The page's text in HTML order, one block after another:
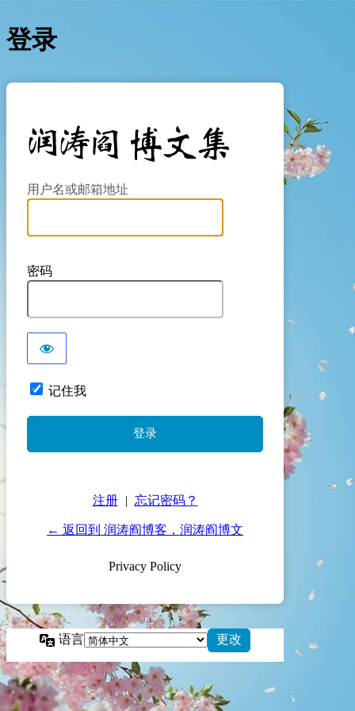
登录
https://
用户名或邮箱地址
密码
记住我
注册 | 忘记密码？
← 返回到 润涛阎博客，润涛阎博文
Privacy Policy
语言